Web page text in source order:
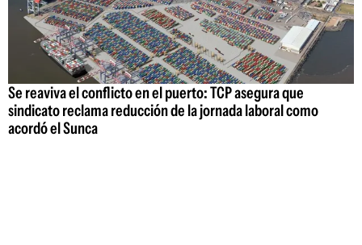
Se reaviva el conflicto en el puerto: TCP asegura que
sindicato reclama reducción de la jornada laboral como
acordó el Sunca